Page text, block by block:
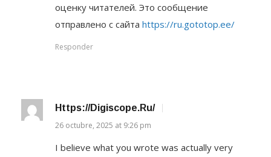
оценку читателей. Это сообщение
отправлено с сайта https://ru.gototop.ee/
Responder
Https://digiscope.ru/
26 octubre, 2025 at 9:26 pm
I believe what you wrote was actually very